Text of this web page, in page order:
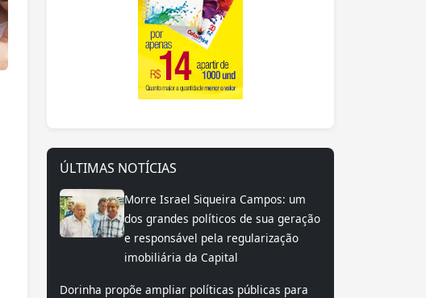
ÚLTIMAS NOTÍCIAS
Morre Israel Siqueira Campos: um
dos grandes políticos de sua geração
e responsável pela regularização
imobiliária da Capital
Dorinha propõe ampliar políticas públicas para